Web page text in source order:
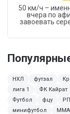
50 км/ч –
вчера по
завоевать
НХЛ футзал
лига 1
ФК Кайрат
Футбол
фцу
минифутбол
ММА